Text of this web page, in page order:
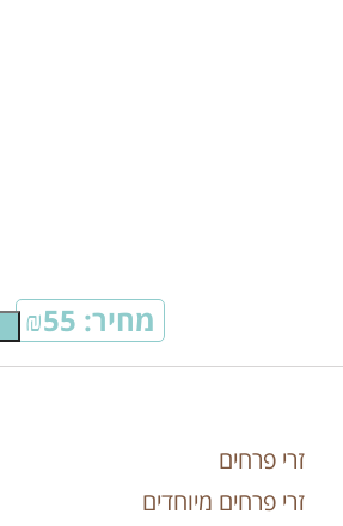
מחיר: ₪55
זרי פרחים
זרי פרחים מיוחדים